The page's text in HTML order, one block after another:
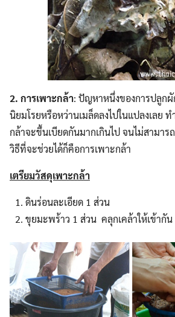
2. การเพาะกล้า: ปัญหาหนึ่งของการปลูก
นิยมโรยหรือหว่านเมล็ดลงไปในแปลงเลย
กล้าจะขึ้นเบียดกันมากเกินไป จนไม่สามาร
วิธีที่จะช่วยได้ก็คือการเพาะกล้า
เตรียมวัสดุเพาะกล้า
ดินร่อนละเอียด 1 ส่วน
ขุยมะพร้าว 1 ส่วน คลุกเคล้าให้เข้ากัน